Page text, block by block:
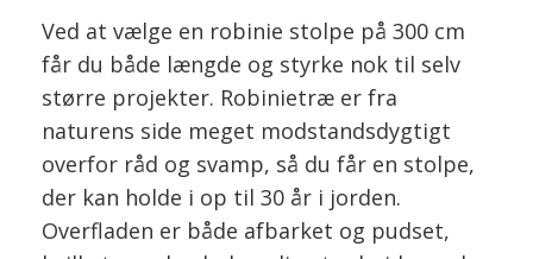
Ved at vælge en robinie stolpe på 300 cm
får du både længde og styrke nok til selv
større projekter. Robinietræ er fra
naturens side meget modstandsdygtigt
overfor råd og svamp, så du får en stolpe,
der kan holde i op til 30 år i jorden.
Overfladen er både afbarket og pudset,